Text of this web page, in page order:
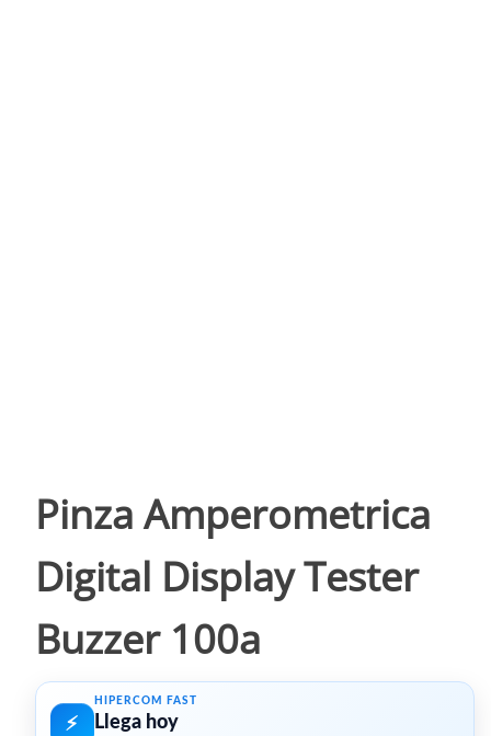
Pinza Amperometrica
Digital Display Tester
Buzzer 100a
⚡︎
HIPERCOM FAST
Llega hoy